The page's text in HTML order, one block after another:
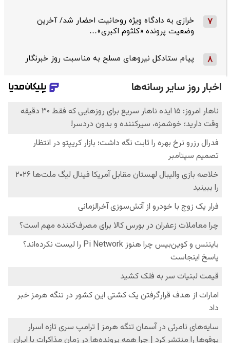
7
خرازی به دادگاه ویژه روحانیت احضار شد/ آخرین
وضعیت پرونده «کلثوم اکبری»…
8 پیام ستادکل نیروهای مسلح به مناسبت روز خبرنگار